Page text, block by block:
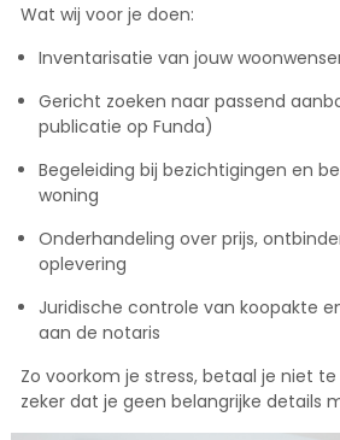
Wat wij voor je doen:
Inventarisatie van jouw
Gericht zoeken naar passend
publicatie op Funda)
Begeleiding bij bezichtigingen en
woning
Onderhandeling over prijs,
oplevering
Juridische controle van koopakte
aan de notaris
Zo voorkom je stress, betaal je niet
zeker dat je geen belangrijke details